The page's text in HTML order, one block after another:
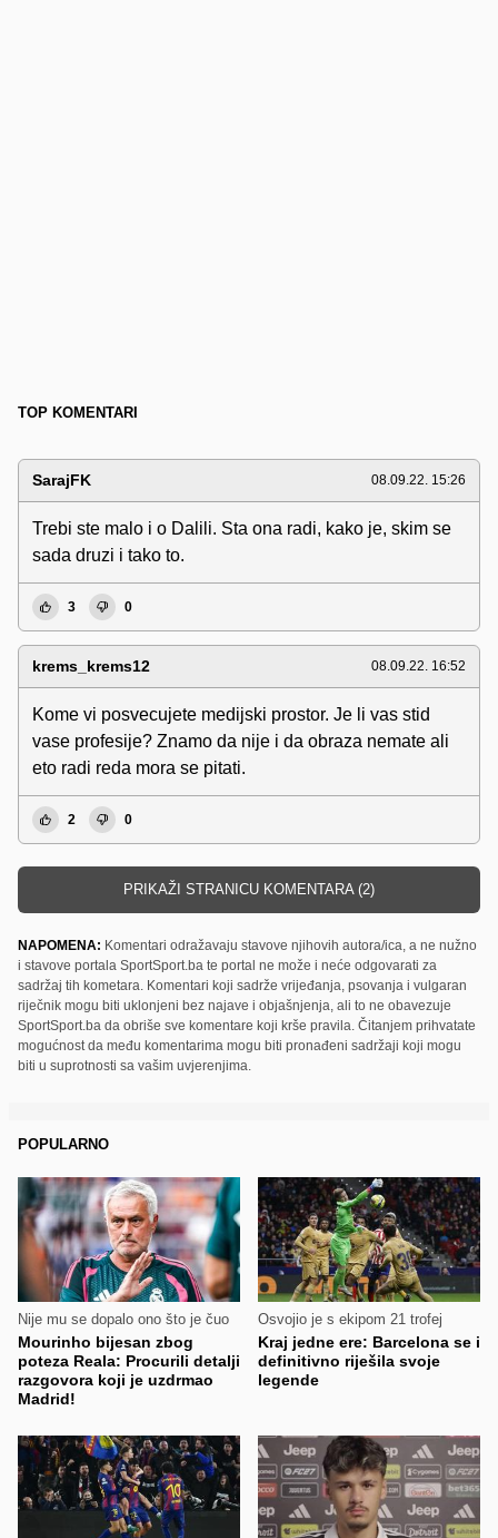
TOP KOMENTARI
SarajFK 08.09.22. 15:26
Trebi ste malo i o Dalili. Sta ona radi, kako je, skim se
sada druzi i tako to.
3 0
krems_krems12 08.09.22. 16:52
Kome vi posvecujete medijski prostor. Je li vas stid
vase profesije? Znamo da nije i da obraza nemate ali
eto radi reda mora se pitati.
2 0
PRIKAŽI STRANICU KOMENTARA (2)
NAPOMENA: Komentari odražavaju stavove njihovih autora/ica, a ne nužno
i stavove portala SportSport.ba te portal ne može i neće odgovarati za
sadržaj tih kometara. Komentari koji sadrže vrijeđanja, psovanja i vulgaran
riječnik mogu biti uklonjeni bez najave i objašnjenja, ali to ne obavezuje
SportSport.ba da obriše sve komentare koji krše pravila. Čitanjem prihvatate
mogućnost da među komentarima mogu biti pronađeni sadržaji koji mogu
biti u suprotnosti sa vašim uvjerenjima.
POPULARNO
Nije mu se dopalo ono što je čuo
Mourinho bijesan zbog
poteza Reala: Procurili detalji
razgovora koji je uzdrmao
Madrid!
Osvojio je s ekipom 21 trofej
Kraj jedne ere: Barcelona se i
definitivno riješila svoje
legende